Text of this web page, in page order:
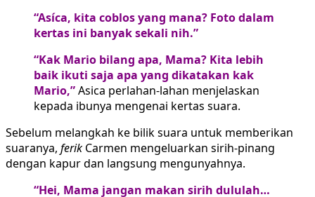
“Asíca, kita coblos yang mana? Foto dalam
kertas ini banyak sekali nih.”
“Kak Mario bilang apa, Mama? Kita lebih
baik ikuti saja apa yang dikatakan kak
Mario,”Asica perlahan-lahan menjelaskan
kepada ibunya mengenai kertas suara.
Sebelum melangkah ke bilik suara untuk memberikan
suaranya, ferik Carmen mengeluarkan sirih-pinang
dengan kapur dan langsung mengunyahnya.
“Hei, Mama jangan makan sirih dululah…